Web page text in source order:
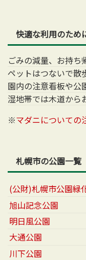
快適な利用のため
ごみの減量、お持ち
ペットはつないで散
園内の注意看板や公
湿地帯では木道から
※マダニについての
札幌市の公園一覧
(公財)札幌市公園緑
旭山記念公園
明日風公園
大通公園
川下公園